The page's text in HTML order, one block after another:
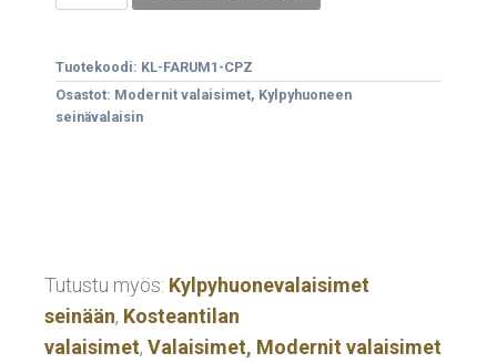
Tuotekoodi: KL-FARUM1-CPZ
Osastot: Modernit valaisimet, Kylpyhuoneen
seinävalaisin
Tutustu myös: Kylpyhuonevalaisimet
seinään, Kosteantilan
valaisimet, Valaisimet, Modernit valaisimet